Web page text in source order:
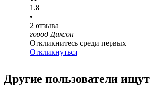
1.8
•
2 отзыва
город Диксон
Откликнитесь среди первых
Откликнуться
Другие пользователи ищут